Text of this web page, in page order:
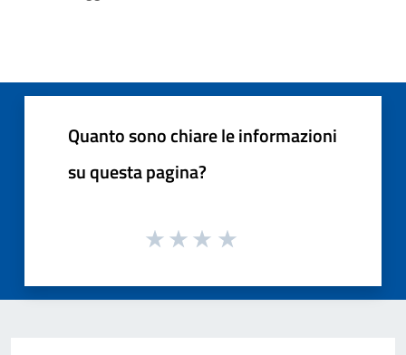
Quanto sono chiare le informazioni
su questa pagina?